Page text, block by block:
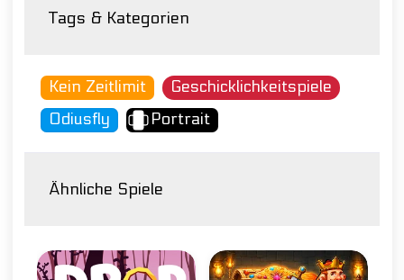
Tags & Kategorien
Kein Zeitlimit
Geschicklichkeitspiele
Odiusfly
Portrait
Ähnliche Spiele